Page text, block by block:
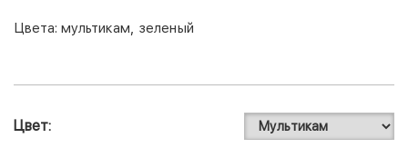
Цвета: мультикам, зеленый
Цвет